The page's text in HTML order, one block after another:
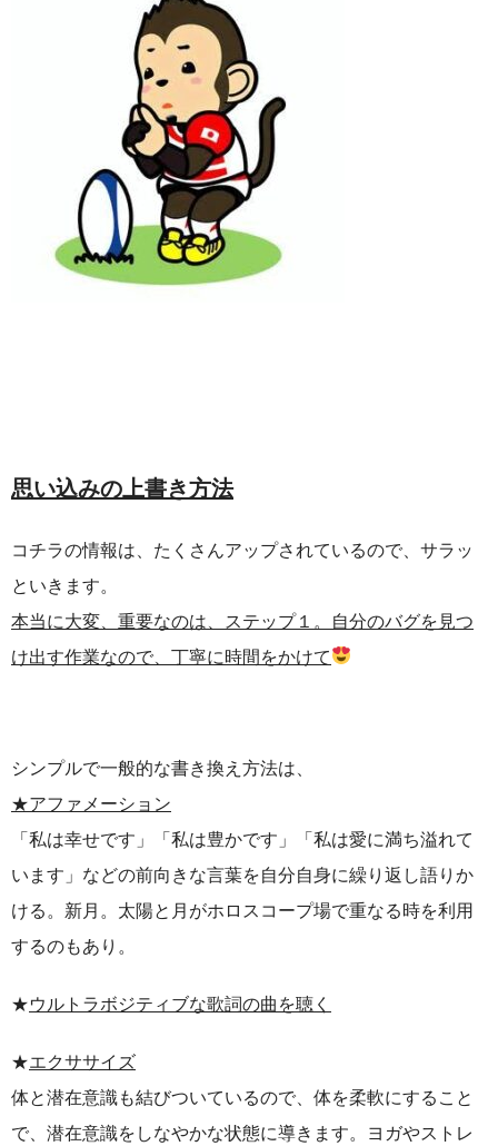
思い込みの上書き方法
コチラの情報は、たくさんアップされているので、サラッ
といきます。
本当に大変、重要なのは、ステップ１。 自分のバグを見つ
け出す作業なので、丁寧に時間をかけて
シンプルで一般的な書き換え方法は、
★アファメーション
「私は幸せです」「私は豊かです」「私は愛に満ち溢れて
います」などの前向きな言葉を自分自身に繰り返し語りか
ける。 新月。太陽と月がホロスコープ場で重なる時を利用
するのもあり。
★ウルトラボジティブな歌詞の曲を聴く
★エクササイズ
体と潜在意識も結びついているので、体を柔軟にすること
で、潜在意識をしなやかな状態に導きます。ヨガやストレ